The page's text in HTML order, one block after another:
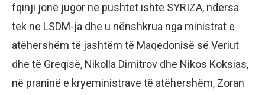
fqinji jonë jugor në pushtet ishte SYRIZA, ndërsa
tek ne LSDM-ja dhe u nënshkrua nga ministrat e
atëhershëm të jashtëm të Maqedonisë së Veriut
dhe të Greqisë, Nikolla Dimitrov dhe Nikos Koksias,
në praninë e kryeministrave të atëhershëm, Zoran